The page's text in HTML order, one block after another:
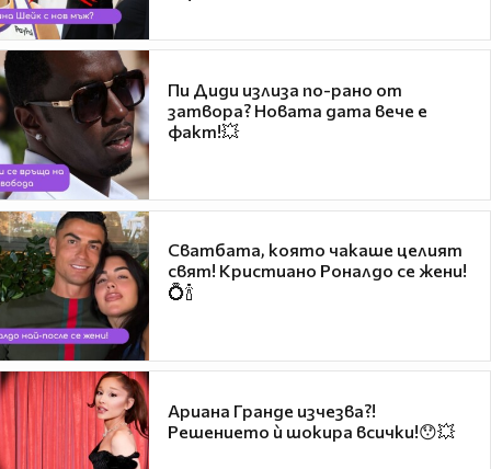
Пи Диди излиза по-рано от
затвора? Новата дата вече е
факт!💥
Сватбата, която чакаше целият
свят! Кристиано Роналдо се жени!
💍🍾
Ариана Гранде изчезва?!
Решението ѝ шокира всички!😯💥